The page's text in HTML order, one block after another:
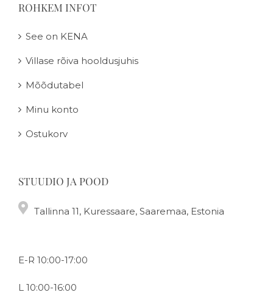
ROHKEM INFOT
See on KENA
Villase rõiva hooldusjuhis
Mõõdutabel
Minu konto
Ostukorv
STUUDIO JA POOD
Tallinna 11, Kuressaare, Saaremaa, Estonia
E-R 10:00-17:00
L 10:00-16:00